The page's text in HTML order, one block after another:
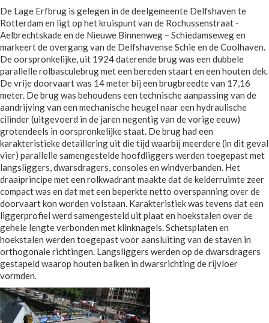
De Lage Erfbrug is gelegen in de deelgemeente Delfshaven te
Rotterdam en ligt op het kruispunt van de Rochussenstraat -
Aelbrechtskade en de Nieuwe Binnenweg – Schiedamseweg en
markeert de overgang van de Delfshavense Schie en de Coolhaven.
De oorspronkelijke, uit 1924 daterende brug was een dubbele
parallelle rolbasculebrug met een bereden staart en een houten dek.
De vrije doorvaart was 14 meter bij een brugbreedte van 17,16
meter. De brug was behoudens een technische aanpassing van de
aandrijving van een mechanische heugel naar een hydraulische
cilinder (uitgevoerd in de jaren negentig van de vorige eeuw)
grotendeels in oorspronkelijke staat. De brug had een
karakteristieke detaillering uit die tijd waarbij meerdere (in dit geval
vier) parallelle samengestelde hoofdliggers werden toegepast met
langsliggers, dwarsdragers, consoles en windverbanden. Het
draaiprincipe met een rolkwadrant maakte dat de kelderruimte zeer
compact was en dat met een beperkte netto overspanning over de
doorvaart kon worden volstaan. Karakteristiek was tevens dat een
liggerprofiel werd samengesteld uit plaat en hoekstalen over de
gehele lengte verbonden met klinknagels. Schetsplaten en
hoekstalen werden toegepast voor aansluiting van de staven in
orthogonale richtingen. Langsliggers werden op de dwarsdragers
gestapeld waarop houten balken in dwarsrichting de rijvloer
vormden.